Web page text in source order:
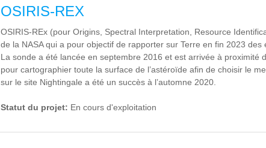
OSIRIS-REX
OSIRIS-REx (pour Origins, Spectral Interpretation, Resource
de la NASA qui a pour objectif de rapporter sur Terre en fin 2023
La sonde a été lancée en septembre 2016 et est arrivée à proximité
pour cartographier toute la surface de l’astéroïde afin de choisir le
sur le site Nightingale a été un succès à l’automne 2020.
Statut du projet: En cours d'exploitation